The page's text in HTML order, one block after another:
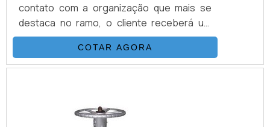
contato com a organização que mais se
destaca no ramo, o cliente receberá um
suporte completo para sanar eventuais
dúvidas sobre o produto a ser
adquirido.Quando o tema é válvula gaveta
custo-benefício e o auxílio de uma
COTAR AGORA